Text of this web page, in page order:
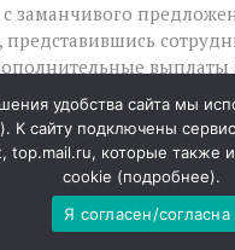
с заманчивого
выплаты
многих такие слова — не
знак внимания к их
почти
уязвимости и
дают надежду, чтобы
удобства сайта мы
). К сайту подключены
top.mail.ru, которые также
cookie (подробнее).
Я согласен/согласна